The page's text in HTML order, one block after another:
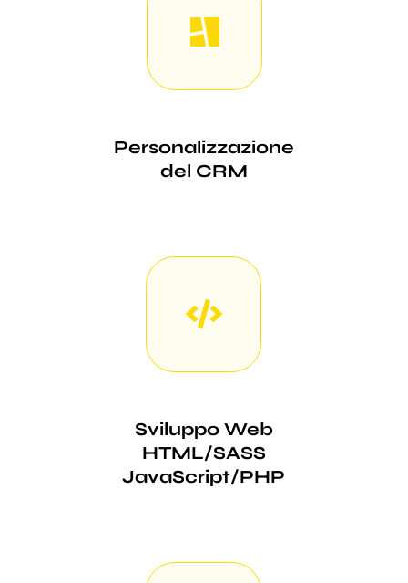
Personalizzazione
del CRM
Sviluppo Web
HTML/SASS
JavaScript/PHP